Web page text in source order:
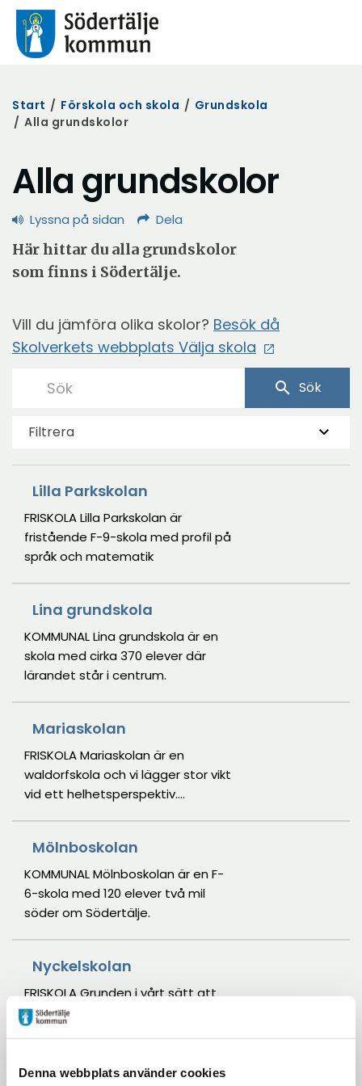
Denna webbplats använder cookies
Start / Förskola och skola / Grundskola
/ Alla grundskolor
Alla grundskolor
Lyssna på sidan Dela
Här hittar du alla grundskolor
som finns i Södertälje.
Vill du jämföra olika skolor? Besök då
Skolverkets webbplats Välja skola Öppna
i
nytt
fönster
search Sök
Filtrera
Lilla Parkskolan
FRISKOLA Lilla Parkskolan är
fristående F-9-skola med profil på
språk och matematik
Lina grundskola
KOMMUNAL Lina grundskola är en
skola med cirka 370 elever där
lärandet står i centrum.
Mariaskolan
FRISKOLA Mariaskolan är en
waldorfskola och vi lägger stor vikt
vid ett helhetsperspektiv.
att hela människan skall ha
möjlighet att vara aktiv i
inlärningsprocessen.
Mölnboskolan
KOMMUNAL Mölnboskolan är en F-
6-skola med 120 elever två mil
söder om Södertälje.
Nyckelskolan
FRISKOLA Grunden i vårt sätt att
se på barns utveckling utgår ifrån
Maria Montessoris teorier.